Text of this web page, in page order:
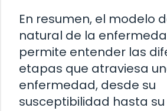
En resumen, el modelo
natural de la
permite entender las
etapas que atraviesa
enfermedad, desde su
susceptibilidad hasta su